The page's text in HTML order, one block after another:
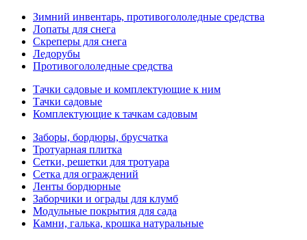
Зимний инвентарь, противогололедные средства
Лопаты для снега
Скреперы для снега
Ледорубы
Противогололедные средства
Тачки садовые и комплектующие к ним
Тачки садовые
Комплектующие к тачкам садовым
Заборы, бордюры, брусчатка
Тротуарная плитка
Сетки, решетки для тротуара
Сетка для ограждений
Ленты бордюрные
Заборчики и ограды для клумб
Модульные покрытия для сада
Камни, галька, крошка натуральные